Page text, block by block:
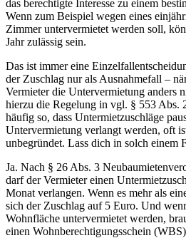
das berechtigte Interesse zu einem
Wenn zum Beispiel wegen eines
Zimmer untervermietet werden soll,
Jahr zulässig sein.
Das ist immer eine
der Zuschlag nur als Ausnahmefall –
Vermieter die Untervermietung anders
hierzu die Regelung in vgl. § 553 Abs.
häufig so, dass Untermietzuschläge
Untervermietung verlangt werden, oft
unbegründet. Lass dich in solch einem
Ja. Nach § 26 Abs. 3
darf der Vermieter einen
Monat verlangen. Wenn es mehr als
sich der Zuschlag auf 5 Euro. Und
Wohnfläche untervermietet werden,
einen Wohnberechtigungsschein